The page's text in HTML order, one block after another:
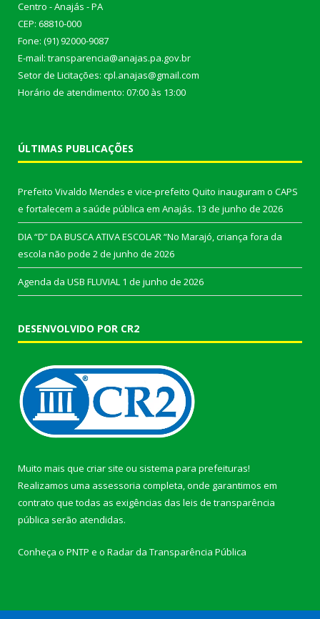
Centro - Anajás - PA
CEP: 68810-000
Fone: (91) 92000-9087
E-mail: transparencia@anajas.pa.gov.br
Setor de Licitações: cpl.anajas@gmail.com
Horário de atendimento: 07:00 às 13:00
ÚLTIMAS PUBLICAÇÕES
Prefeito Vivaldo Mendes e vice-prefeito Quito inauguram o CAPS
e fortalecem a saúde pública em Anajás. 13 de junho de 2026
DIA “D” DA BUSCA ATIVA ESCOLAR “No Marajó, criança fora da
escola não pode 2 de junho de 2026
Agenda da USB FLUVIAL 1 de junho de 2026
DESENVOLVIDO POR CR2
Muito mais que criar site ou sistema para prefeituras!
Realizamos uma assessoria completa, onde garantimos em
contrato que todas as exigências das leis de transparência
pública serão atendidas.
Conheça o PNTP e o Radar da Transparência Pública